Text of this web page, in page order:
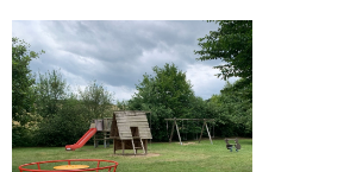
Anmelden
SPIELGERÄTE